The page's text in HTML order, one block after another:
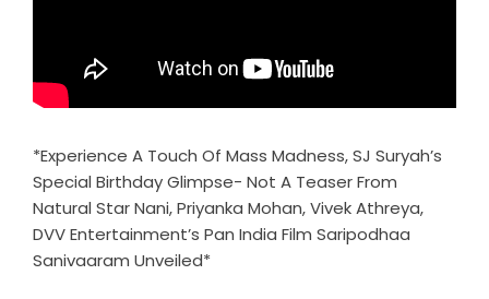
*Experience A Touch Of Mass Madness, SJ Suryah’s
Special Birthday Glimpse- Not A Teaser From
Natural Star Nani, Priyanka Mohan, Vivek Athreya,
DVV Entertainment’s Pan India Film Saripodhaa
Sanivaaram Unveiled*